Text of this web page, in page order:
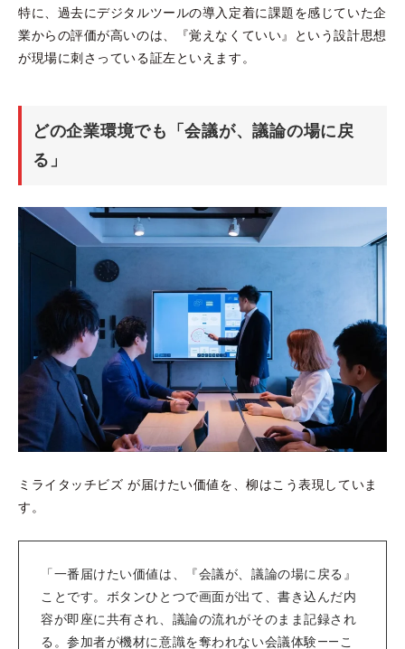
特に、過去にデジタルツールの導入定着に課題を感じていた企
業からの評価が高いのは、『覚えなくていい』という設計思想
が現場に刺さっている証左といえます。
どの企業環境でも「会議が、議論の場に戻
る」
ミライタッチビズ が届けたい価値を、柳はこう表現していま
す。
「一番届けたい価値は、『会議が、議論の場に戻る』
ことです。ボタンひとつで画面が出て、書き込んだ内
容が即座に共有され、議論の流れがそのまま記録され
る。参加者が機材に意識を奪われない会議体験——こ